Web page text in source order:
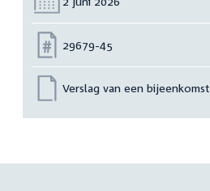
Nummer:
29679-45
Verslag van een bijeenkomst